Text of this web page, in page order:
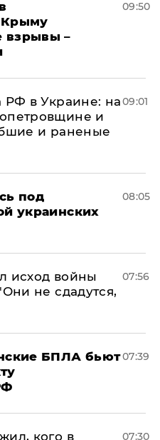
Крыму
взрывы –
09:50
РФ в Украине: на
и
и раненые
09:01
под
украинских
08:05
исход войны
не сдадутся,
07:56
БПЛА бьют07:39
кого в
07:30